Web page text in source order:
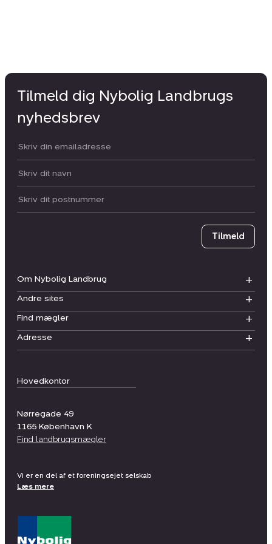
Hovedkontor
Nørregade 49
1165 København K
Find landbrugsmægler
Om Nybolig Landbrug
Andre sites
Find mægler
Adresse
Tilmeld dig Nybolig Landbrugs
nyhedsbrev
Din email:
Dit navn:
Postnummer
Tilmeld
Vi er en del af et foreningsejet selskab
Læs mere